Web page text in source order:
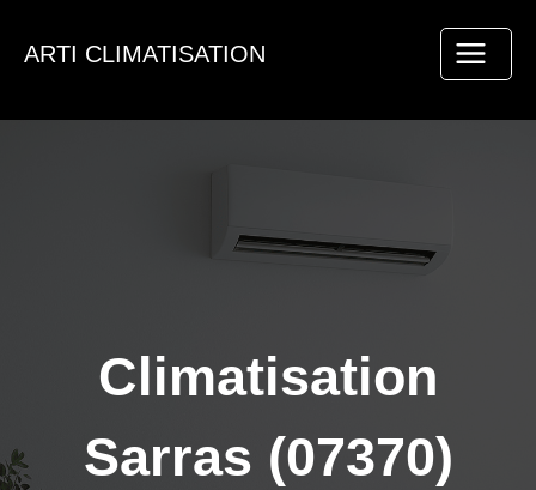
ARTI CLIMATISATION
Climatisation
Sarras (07370)